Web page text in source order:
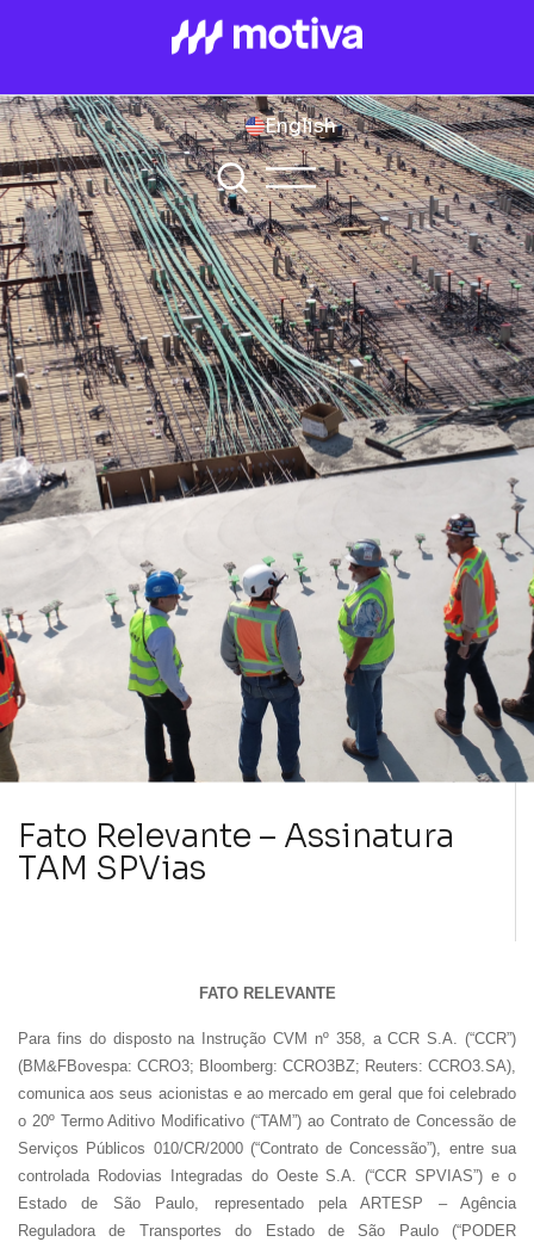
English
Fato Relevante – Assinatura
TAM SPVias
FATO RELEVANTE
Para fins do disposto na Instrução CVM nº 358, a CCR S.A. (“CCR”)
(BM&FBovespa: CCRO3; Bloomberg: CCRO3BZ; Reuters: CCRO3.SA),
comunica aos seus acionistas e ao mercado em geral que foi celebrado
o 20º Termo Aditivo Modificativo (“TAM”) ao Contrato de Concessão de
Serviços Públicos 010/CR/2000 (“Contrato de Concessão”), entre sua
controlada Rodovias Integradas do Oeste S.A. (“CCR SPVIAS”) e o
Estado de São Paulo, representado pela ARTESP – Agência
Reguladora de Transportes do Estado de São Paulo (“PODER